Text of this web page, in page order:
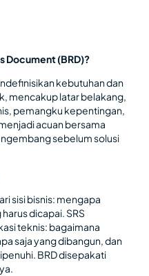
Document (BRD)?
kebutuhan dan
mencakup latar belakang,
pemangku kepentingan,
acuan bersama
sebelum solusi
sisi bisnis: mengapa
dicapai. SRS
teknis: bagaimana
saja yang dibangun, dan
BRD disepakati